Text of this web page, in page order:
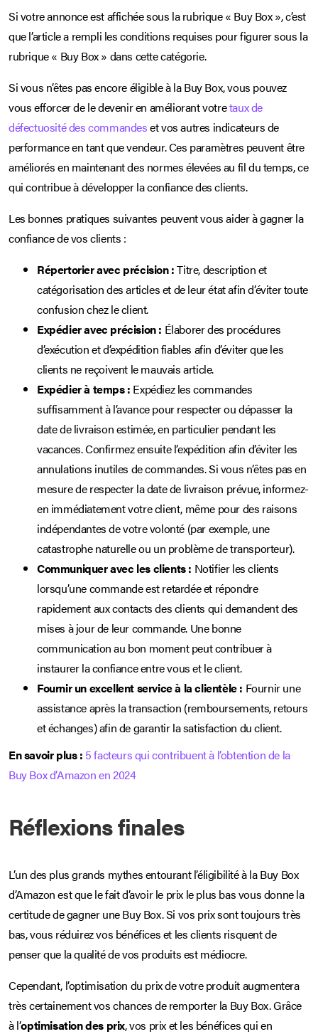
Si votre annonce est affichée sous la rubrique « Buy Box », c’est
que l’article a rempli les conditions requises pour figurer sous la
rubrique « Buy Box » dans cette catégorie.
Si vous n’êtes pas encore éligible à la Buy Box, vous pouvez
vous efforcer de le devenir en améliorant votretaux de
défectuosité des commandeset vos autres indicateurs de
performance en tant que vendeur. Ces paramètres peuvent être
améliorés en maintenant des normes élevées au fil du temps, ce
qui contribue à développer la confiance des clients.
Les bonnes pratiques suivantes peuvent vous aider à gagner la
confiance de vos clients :
Répertorier avec précision :Titre, description et
catégorisation des articles et de leur état afin d’éviter toute
confusion chez le client.
Expédier avec précision : Élaborer des procédures
d’exécution et d’expédition fiables afin d’éviter que les
clients ne reçoivent le mauvais article.
Expédier à temps : Expédiez les commandes
suffisamment à l’avance pour respecter ou dépasser la
date de livraison estimée, en particulier pendant les
vacances. Confirmez ensuite l’expédition afin d’éviter les
annulations inutiles de commandes. Si vous n’êtes pas en
mesure de respecter la date de livraison prévue, informez-
en immédiatement votre client, même pour des raisons
indépendantes de votre volonté (par exemple, une
catastrophe naturelle ou un problème de transporteur).
Communiquer avec les clients : Notifier les clients
lorsqu’une commande est retardée et répondre
rapidement aux contacts des clients qui demandent des
mises à jour de leur commande. Une bonne
communication au bon moment peut contribuer à
instaurer la confiance entre vous et le client.
Fournir un excellent service à la clientèle : Fournir une
assistance après la transaction (remboursements, retours
et échanges) afin de garantir la satisfaction du client.
En savoir plus : 5 facteurs qui contribuent à l’obtention de la
Buy Box d’Amazon en 2024
Réflexions finales
L’un des plus grands mythes entourant l’éligibilité à la Buy Box
d’Amazon est que le fait d’avoir le prix le plus bas vous donne la
certitude de gagner une Buy Box. Si vos prix sont toujours très
bas, vous réduirez vos bénéfices et les clients risquent de
penser que la qualité de vos produits est médiocre.
Cependant, l’optimisation du prix de votre produit augmentera
très certainement vos chances de remporter la Buy Box. Grâce
à l’optimisation des prix, vos prix et les bénéfices qui en